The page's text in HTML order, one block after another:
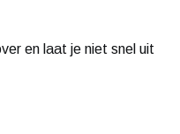
en laat je niet snel uit